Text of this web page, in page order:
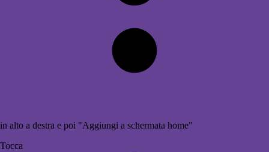
in alto a destra e poi "Aggiungi a schermata home"
Tocca